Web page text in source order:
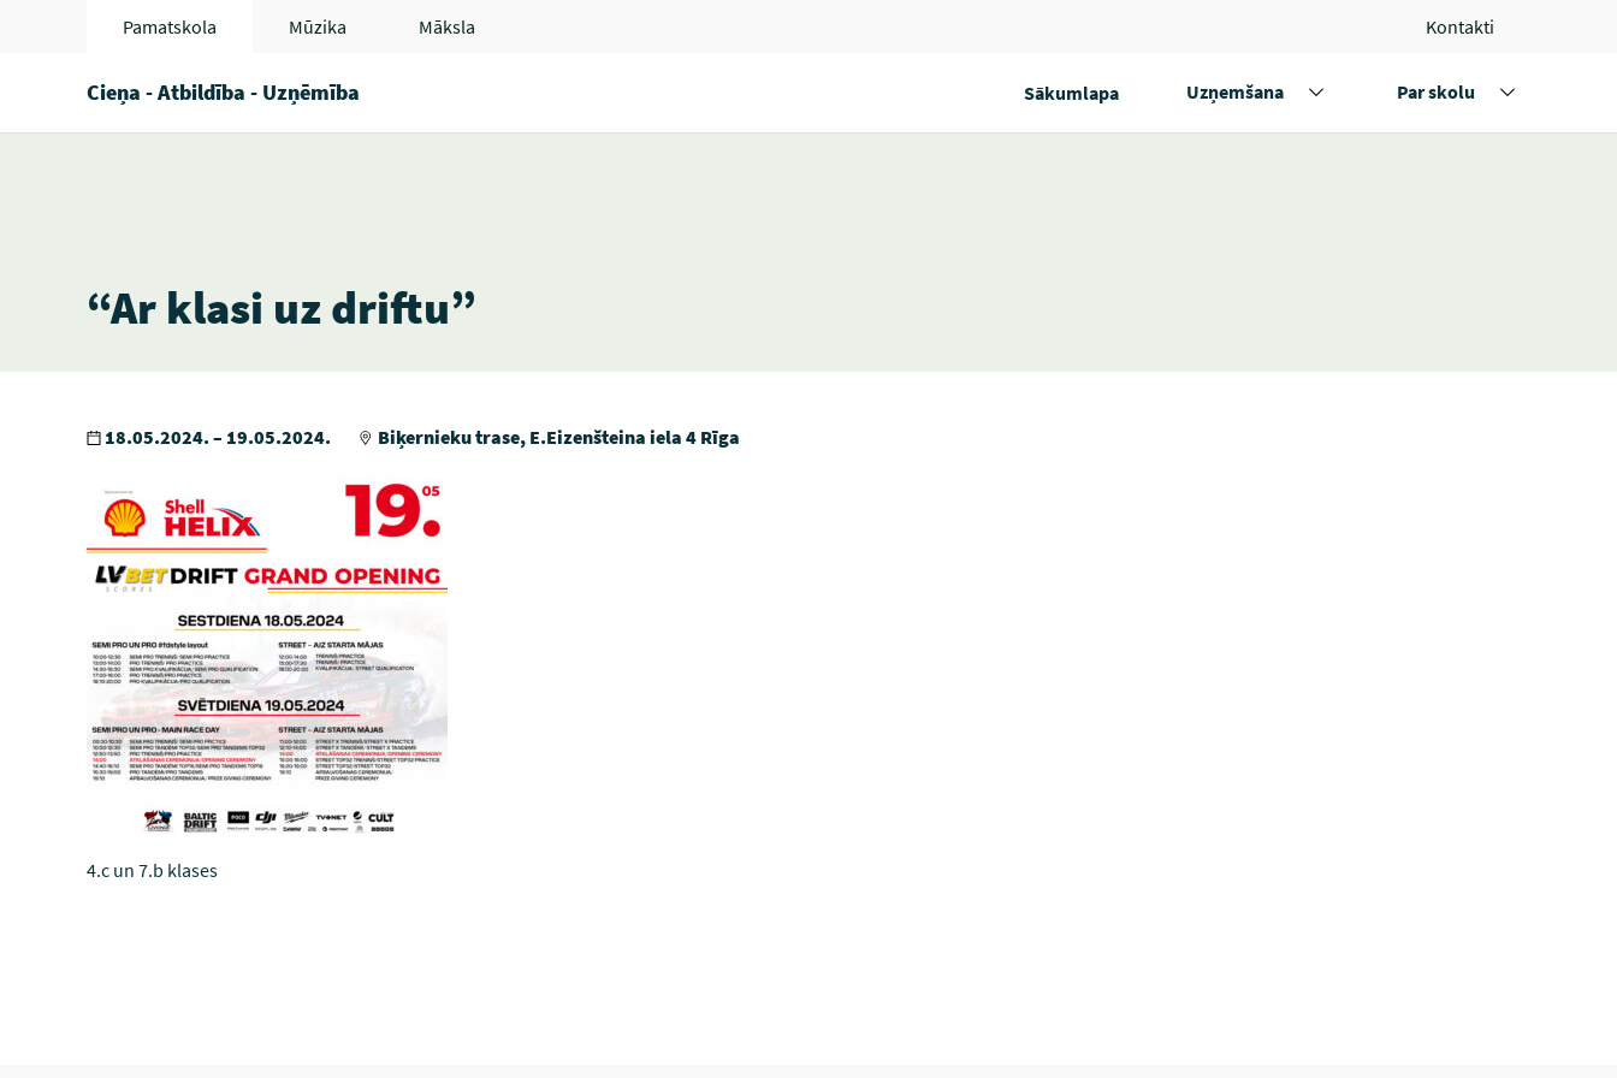
Pamatskola Mūzika Māksla Kontakti
Cieņa - Atbildība - Uzņēmība Sākumlapa Uzņemšana Par skolu
“Ar klasi uz driftu”
18.05.2024. – 19.05.2024. Biķernieku trase, E.Eizenšteina iela 4 Rīga
4.c un 7.b klases